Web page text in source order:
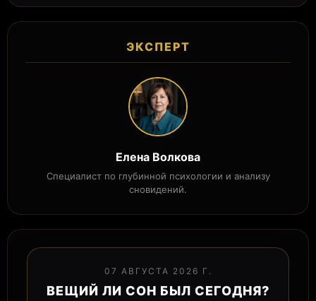
ЭКСПЕРТ
Елена Волкова
Специалист по глубинной психологии и анализу
сновидений.
07 АВГУСТА 2026 Г.
ВЕЩИЙ ЛИ СОН БЫЛ СЕГОДНЯ?